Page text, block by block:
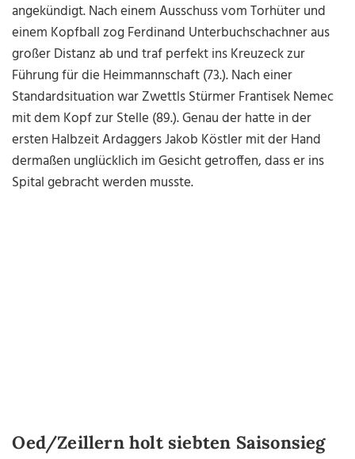
angekündigt. Nach einem Ausschuss vom Torhüter und
einem Kopfball zog Ferdinand Unterbuchschachner aus
großer Distanz ab und traf perfekt ins Kreuzeck zur
Führung für die Heimmannschaft (73.). Nach einer
Standardsituation war Zwettls Stürmer Frantisek Nemec
mit dem Kopf zur Stelle (89.). Genau der hatte in der
ersten Halbzeit Ardaggers Jakob Köstler mit der Hand
dermaßen unglücklich im Gesicht getroffen, dass er ins
Spital gebracht werden musste.
Oed/Zeillern holt siebten Saisonsieg